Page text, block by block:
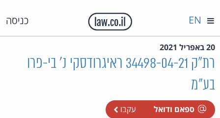
כניסה EN
20 באפריל 2021
רת"ק 34498-04-21 ראיגרודסקי נ' בי-פרו
בע"מ
ספאם ודואל עקבו